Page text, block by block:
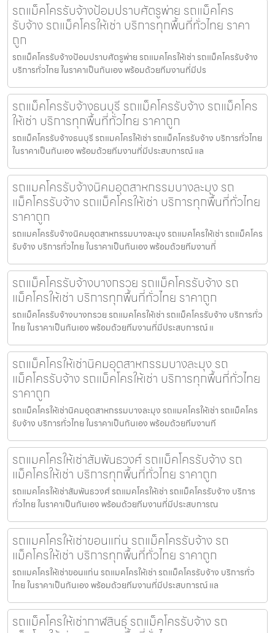
รถแม็คโครรับจ้างป้อมปราบศัตรูพ่าย รถแม็คโคร
รับจ้าง รถแม็คโครให้เช่า บริการทุกพื้นที่ทั่วไทย ราคา
ถูก
รถแม็คโครรับจ้างป้อมปราบศัตรูพ่าย รถแมคโครให้เช่า รถแม็คโครรับจ้าง
บริการทั่วไทย ในราคาเป็นกันเอง พร้อมด้วยทีมงานที่มีปร
รถแม็คโครรับจ้างธนบุรี รถแม็คโครรับจ้าง รถแม็คโคร
ให้เช่า บริการทุกพื้นที่ทั่วไทย ราคาถูก
รถแม็คโครรับจ้างธนบุรี รถแมคโครให้เช่า รถแม็คโครรับจ้าง บริการทั่วไทย
ในราคาเป็นกันเอง พร้อมด้วยทีมงานที่มีประสบการณ์ แล
รถแมคโครรับจ้างนิคมอุตสาหกรรมบางละมุง รถ
แม็คโครรับจ้าง รถแม็คโครให้เช่า บริการทุกพื้นที่ทั่วไทย
ราคาถูก
รถแมคโครรับจ้างนิคมอุตสาหกรรมบางละมุง รถแมคโครให้เช่า รถแม็คโคร
รับจ้าง บริการทั่วไทย ในราคาเป็นกันเอง พร้อมด้วยทีมงานที่
รถแม็คโครรับจ้างบางกรวย รถแม็คโครรับจ้าง รถ
แม็คโครให้เช่า บริการทุกพื้นที่ทั่วไทย ราคาถูก
รถแม็คโครรับจ้างบางกรวย รถแมคโครให้เช่า รถแม็คโครรับจ้าง บริการทั่ว
ไทย ในราคาเป็นกันเอง พร้อมด้วยทีมงานที่มีประสบการณ์ แ
รถแม็คโครให้เช่านิคมอุตสาหกรรมบางละมุง รถ
แม็คโครรับจ้าง รถแม็คโครให้เช่า บริการทุกพื้นที่ทั่วไทย
ราคาถูก
รถแม็คโครให้เช่านิคมอุตสาหกรรมบางละมุง รถแมคโครให้เช่า รถแม็คโคร
รับจ้าง บริการทั่วไทย ในราคาเป็นกันเอง พร้อมด้วยทีมงานที
รถแมคโครให้เช่าสัมพันธวงศ์ รถแม็คโครรับจ้าง รถ
แม็คโครให้เช่า บริการทุกพื้นที่ทั่วไทย ราคาถูก
รถแมคโครให้เช่าสัมพันธวงศ์ รถแมคโครให้เช่า รถแม็คโครรับจ้าง บริการ
ทั่วไทย ในราคาเป็นกันเอง พร้อมด้วยทีมงานที่มีประสบการณ
รถแมคโครให้เช่าขอนแก่น รถแม็คโครรับจ้าง รถ
แม็คโครให้เช่า บริการทุกพื้นที่ทั่วไทย ราคาถูก
รถแมคโครให้เช่าขอนแก่น รถแมคโครให้เช่า รถแม็คโครรับจ้าง บริการทั่ว
ไทย ในราคาเป็นกันเอง พร้อมด้วยทีมงานที่มีประสบการณ์ แล
รถแม็คโครให้เช่ากาฬสินธุ์ รถแม็คโครรับจ้าง รถ